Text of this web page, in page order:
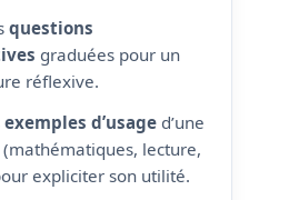
questions
graduées pour un
réflexive.
exemples d’usaged’une
lecture,
expliciter son utilité.